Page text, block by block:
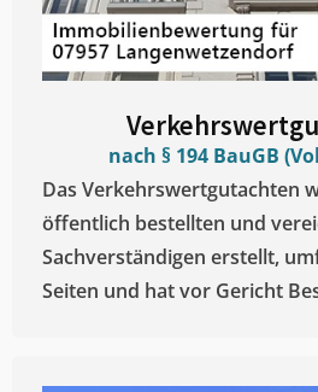
nach § 194 BauGB
Das Verkehrswertgutachten
öffentlich bestellten und
Sachverständigen erstellt,
Seiten und hat vor Gericht